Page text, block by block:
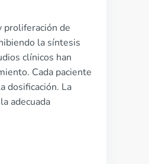
proliferación de
la síntesis
clínicos han
Cada paciente
dosificación. La
adecuada